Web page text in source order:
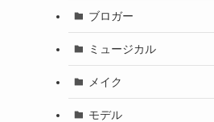
ブロガー
ミュージカル
メイク
モデル